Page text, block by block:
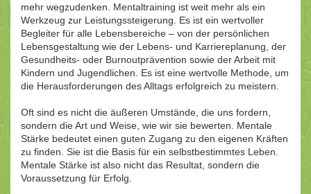
mehr wegzudenken. Mentaltraining ist weit mehr als ein
Werkzeug zur Leistungssteigerung. Es ist ein wertvoller
Begleiter für alle Lebensbereiche – von der persönlichen
Lebensgestaltung wie der Lebens- und Karriereplanung, der
Gesundheits- oder Burnoutprävention sowie der Arbeit mit
Kindern und Jugendlichen. Es ist eine wertvolle Methode, um
die Herausforderungen des Alltags erfolgreich zu meistern.
Oft sind es nicht die äußeren Umstände, die uns fordern,
sondern die Art und Weise, wie wir sie bewerten. Mentale
Stärke bedeutet einen guten Zugang zu den eigenen Kräften
zu finden. Sie ist die Basis für ein selbstbestimmtes Leben.
Mentale Stärke ist also nicht das Resultat, sondern die
Voraussetzung für Erfolg.